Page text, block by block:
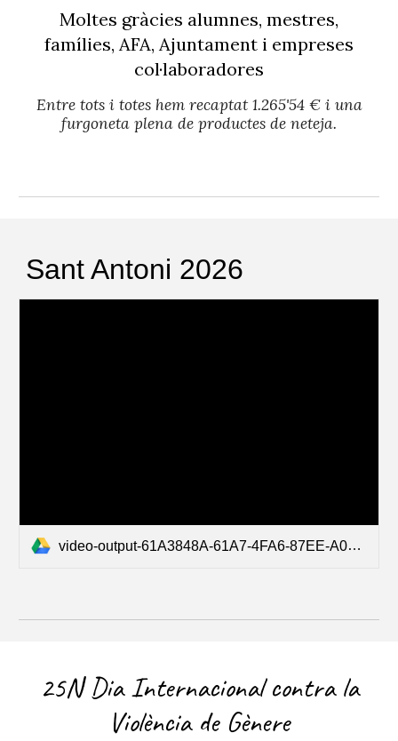
Moltes gràcies alumnes, mestres,
famílies, AFA, Ajuntament i empreses
col·laboradores
Entre tots i totes hem recaptat 1.265'54 € i una
furgoneta plena de productes de neteja.
Sant Antoni 2026
video-output-61A3848A-61A7-4FA6-87EE-A0824710EEC6-1.mov
25N Dia Internacional contra la
Violència de Gènere